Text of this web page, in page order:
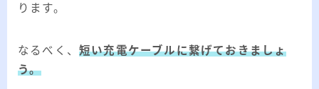
ります。
なるべく、 短い充電ケーブルに繋げておきましょ
う。